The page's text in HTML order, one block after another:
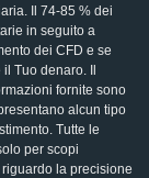
Il 74-85 % dei
in seguito a
dei CFD e se
Tuo denaro. Il
fornite sono
alcun tipo
Tutte le
per scopi
la precisione